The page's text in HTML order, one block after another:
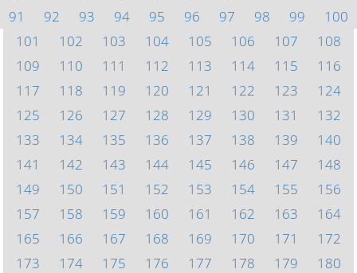
91
92 93 94 95 96 97 98 99
100
101
102 103 104 105 106 107
108
109
110 111 112 113 114 115
116
117
118 119 120 121 122 123
124
125
126 127 128 129 130 131
132
133
134 135 136 137 138 139
140
141
142 143 144 145 146 147
148
149
150 151 152 153 154 155
156
157
158 159 160 161 162 163
164
165
166 167 168 169 170 171
172
173
174 175 176 177 178 179
180